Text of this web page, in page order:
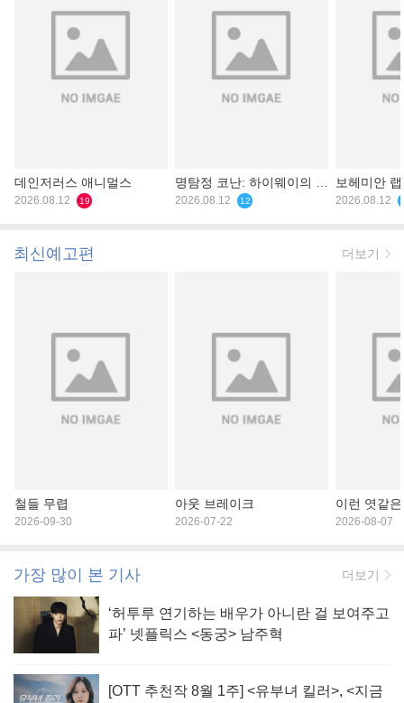
데인저러스 애니멀스
2026.08.12 19
명탐정 코난: 하이웨이의 타
천사
2026.08.12 12
보헤미안
2026.08.12
최신예고편 더보기
철들 무렵
2026-09-30
아웃 브레이크
2026-07-22
이런 엿같
2026-08-07
가장 많이 본 기사 더보기
‘허투루 연기하는 배우가 아니란 걸 보여주고
파’ 넷플릭스 <동궁> 남주혁
[OTT 추천작 8월 1주] <유부녀 킬러>, <지금